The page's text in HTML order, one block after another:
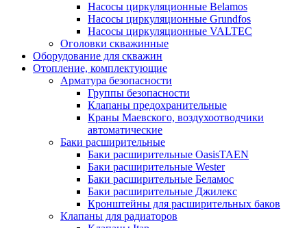
Насосы циркуляционные Belamos
Насосы циркуляционные Grundfos
Насосы циркуляционные VALTEC
Оголовки скважинные
Оборудование для скважин
Отопление, комплектующие
Арматура безопасности
Группы безопасности
Клапаны предохранительные
Краны Маевского, воздухоотводчики
автоматические
Баки расширительные
Баки расширительные OasisTAEN
Баки расширительные Wester
Баки расширительные Беламос
Баки расширительные Джилекс
Кронштейны для расширительных баков
Клапаны для радиаторов